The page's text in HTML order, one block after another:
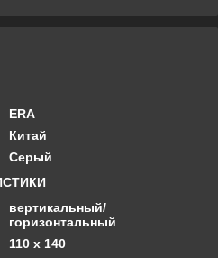
ERA
Китай
Серый
вертикальный/
горизонтальный
110 х 140